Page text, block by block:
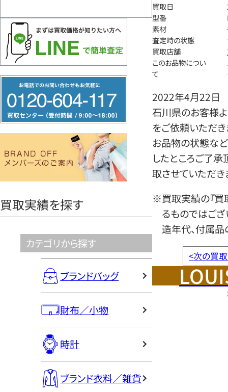
リ
ー
ヤ
買取実績を探す
カテゴリから探す
ブランドバッグ
財布／小物
時計
ブランド衣料／雑貨
買取日
型番
素材
査定時の状態
買取店舗
このお品物につい
て
2022年4月22日
石川県のお客様よ
をご依頼いただき
お品物の状態など
したところご了
取させていただき
※買取実績の『買
るものではござ
造年代、付属品
<次の買